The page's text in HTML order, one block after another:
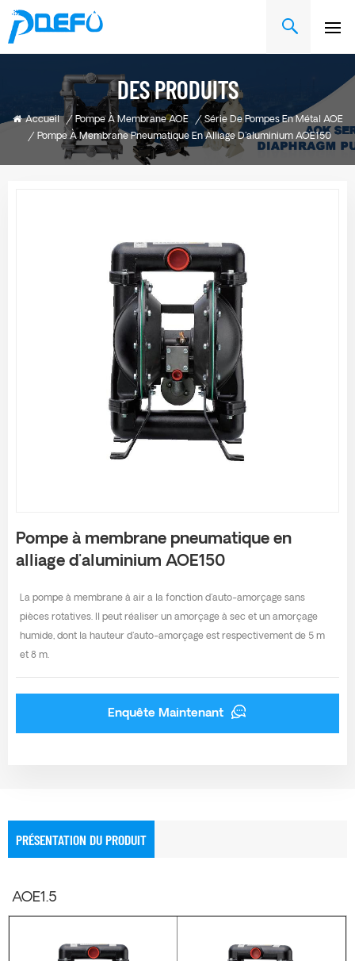
DES PRODUITS
Accueil / Pompe À Membrane AOE / Série De Pompes En Métal AOE
/ Pompe À Membrane Pneumatique En Alliage D'aluminium AOE150
Pompe à membrane pneumatique en
alliage d'aluminium AOE150
La pompe à membrane à air a la fonction d'auto-amorçage sans
pièces rotatives. Il peut réaliser un amorçage à sec et un amorçage
humide, dont la hauteur d'auto-amorçage est respectivement de 5 m
et 8 m.
Enquête Maintenant
PRÉSENTATION DU PRODUIT
AOE1.5